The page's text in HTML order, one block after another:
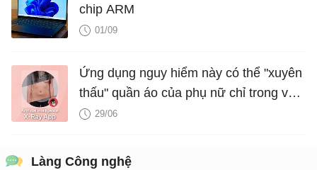
chip ARM
01/09
Ứng dụng nguy hiểm này có thể "xuyên
thấu" quần áo của phụ nữ chỉ trong vài
giây nhờ công nghệ deepfake
29/06
Làng Công nghệ